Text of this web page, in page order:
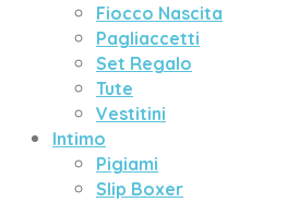
Fiocco Nascita
Pagliaccetti
Set Regalo
Tute
Vestitini
Intimo
Pigiami
Slip Boxer